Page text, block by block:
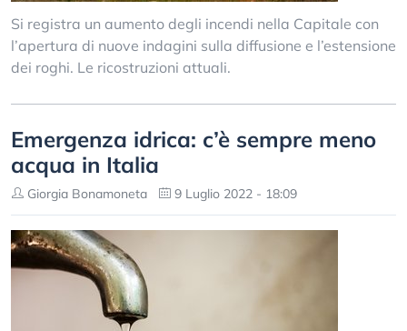
Si registra un aumento degli incendi nella Capitale con
l’apertura di nuove indagini sulla diffusione e l’estensione
dei roghi. Le ricostruzioni attuali.
Emergenza idrica: c’è sempre meno
acqua in Italia
Giorgia Bonamoneta 9 Luglio 2022 - 18:09